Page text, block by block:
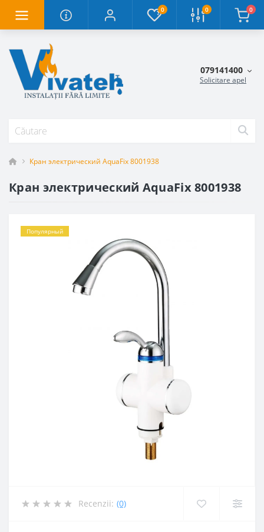
0 0 0
079141400
Solicitare apel
Кран электрический AquaFix 8001938
Кран электрический AquaFix 8001938
Популярный
Recenzii: (0)